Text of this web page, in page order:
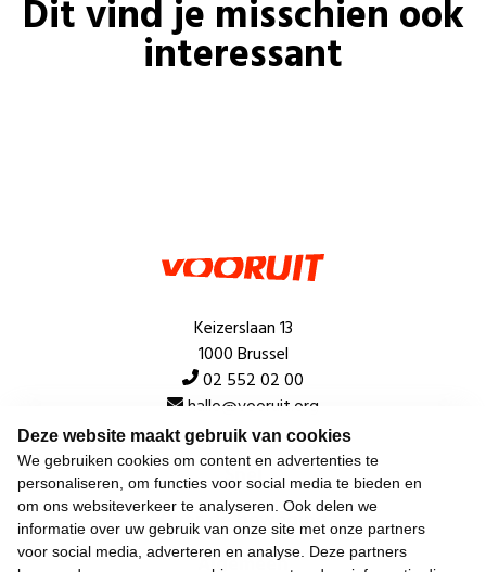
Deze website maakt gebruik van cookies
We gebruiken cookies om content en advertenties te
personaliseren, om functies voor social media te bieden en
om ons websiteverkeer te analyseren. Ook delen we
informatie over uw gebruik van onze site met onze partners
voor social media, adverteren en analyse. Deze partners
Dit vind je misschien ook
interessant
Keizerslaan 13
1000 Brussel
02 552 02 00
hallo@vooruit.org
Snel
Over de beweging
Algemeen